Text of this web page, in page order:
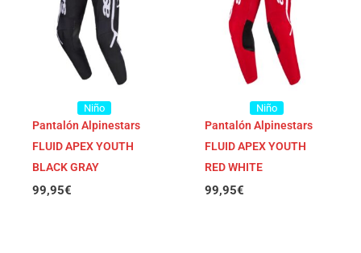
Niño
Pantalón Alpinestars
FLUID APEX YOUTH
BLACK GRAY
99,95€
Niño
Pantalón Alpinestars
FLUID APEX YOUTH
RED WHITE
99,95€